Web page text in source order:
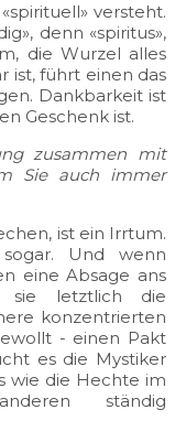
versteht.
denn «spiritus»,
die Wurzel alles
ist, führt einen das
Dankbarkeit ist
Geschenk ist.
zusammen mit
Sie auch immer
ist ein Irrtum.
Und wenn
eine Absage ans
sie letztlich die
konzentrierten
- einen Pakt
es die Mystiker
wie die Hechte im
ständig